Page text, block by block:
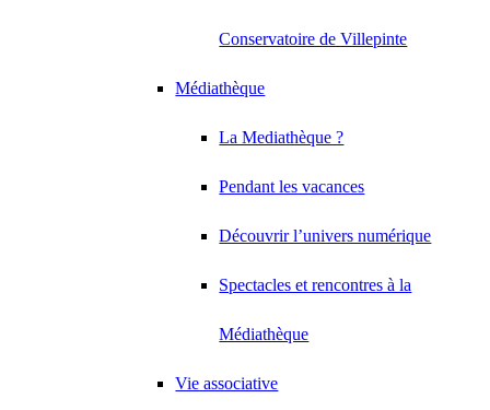
Conservatoire de Villepinte
Médiathèque
La Mediathèque ?
Pendant les vacances
Découvrir l’univers numérique
Spectacles et rencontres à la
Médiathèque
Vie associative